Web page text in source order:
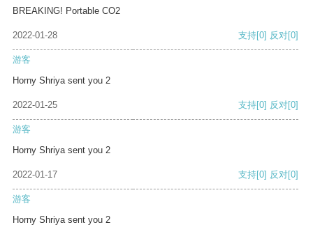
BREAKING! Portable CO2
2022-01-28 支持[0] 反对[0]
游客
Horny Shriya sent you 2
2022-01-25 支持[0] 反对[0]
游客
Horny Shriya sent you 2
2022-01-17 支持[0] 反对[0]
游客
Horny Shriya sent you 2